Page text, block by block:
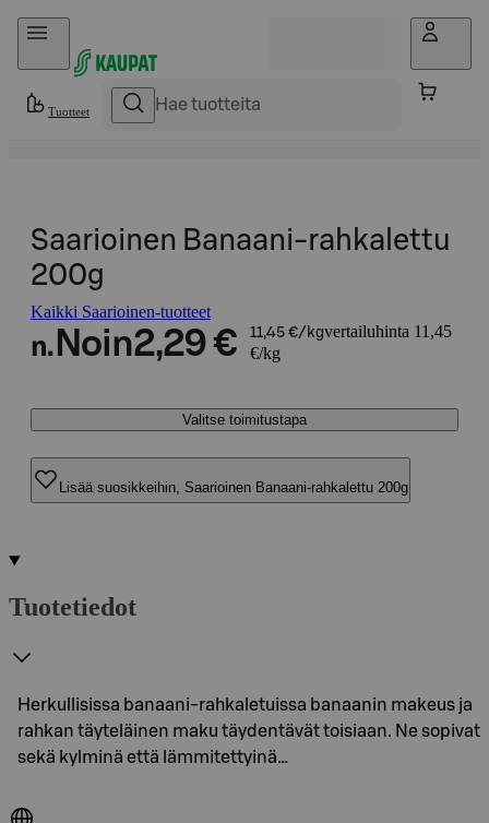
Hyppää sisältöön
Tuotteet
Saarioinen Banaani-rahkalettu
200g
Kaikki Saarioinen-tuotteet
n. Noin2,29 € 11,45 €/kgvertailuhinta 11,45
€/kg
Valitse toimitustapa
Lisää suosikkeihin, Saarioinen Banaani-rahkalettu 200g
Tuotetiedot
Herkullisissa banaani-rahkaletuissa banaanin makeus ja
rahkan täyteläinen maku täydentävät toisiaan. Ne sopivat
sekä kylminä että lämmitettyinä…